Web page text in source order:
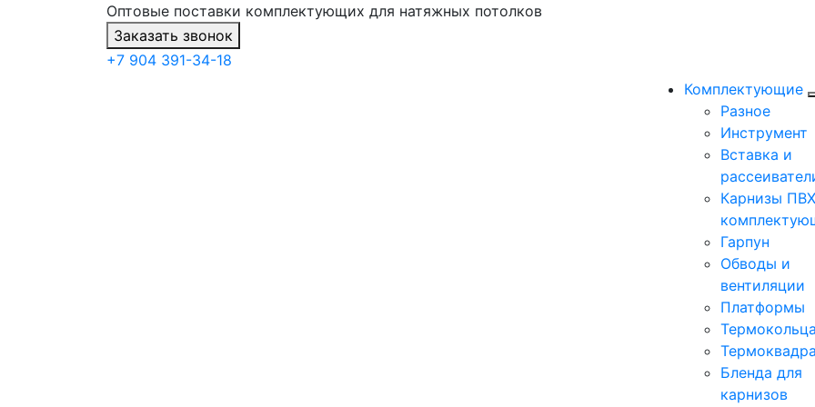
Оптовые поставки комплектующих для натяжных потолков
Заказать звонок
+7 904 391-34-18
Комплектующие
Разное
Инструмент
Вставка и
Карнизы
Гарпун
Обводы и
вентиляции
Платформы
Термокольца
Бленда для
карнизов